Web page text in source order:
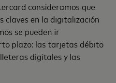
consideramos que
claves en la digitalización
se pueden ir
plazo: las tarjetas débito
digitales y las